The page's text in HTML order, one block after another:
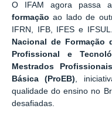
O IFAM agora passa
formação ao lado de
IFRN, IFB, IFES e
Nacional de Formação
Profissional e
Mestrados
Básica (ProEB),
qualidade do ensino no
desafiadas.